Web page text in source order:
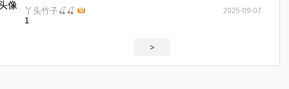
丫头竹子🍒🍒 2025-09-07
1
>